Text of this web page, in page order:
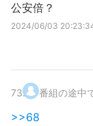
公安倍？
2024/06/03
73. 番組の途中
>>68